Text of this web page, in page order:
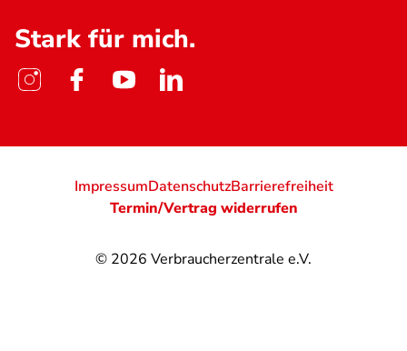
Stark für mich.
© 2026 Verbraucherzentrale e.V.
ImpressumDatenschutzBarrierefreiheit
Termin/Vertrag widerrufen